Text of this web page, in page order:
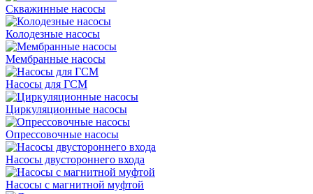
Скважинные насосы
Колодезные насосы
Мембранные насосы
Насосы для ГСМ
Циркуляционные насосы
Опрессовочные насосы
Насосы двустороннего входа
Насосы с магнитной муфтой